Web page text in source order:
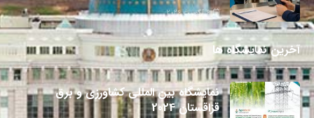
6 آگوست 2026
آخرین نمایشگاه ها
نمایشگاه بین المللی کشاورزی و برق
قزاقستان 2024